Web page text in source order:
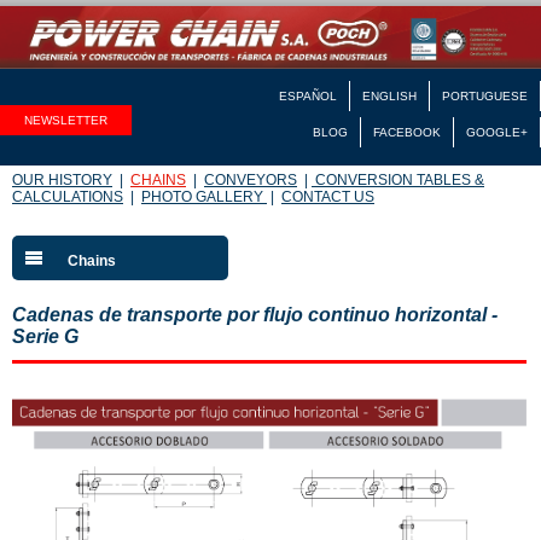
NEWSLETTER
ESPAÑOL ENGLISH PORTUGUESE
BLOG FACEBOOK GOOGLE+
OUR HISTORY | CHAINS | CONVEYORS | CONVERSION TABLES &
CALCULATIONS | PHOTO GALLERY | CONTACT US
Chains
Cadenas de transporte por flujo continuo horizontal -
Serie G